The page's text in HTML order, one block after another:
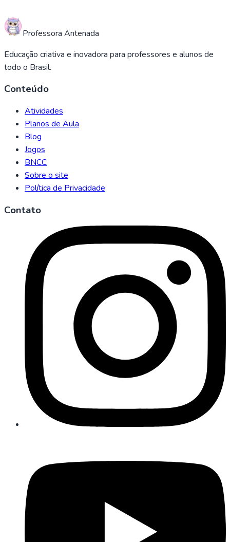
Professora Antenada
Educação criativa e inovadora para professores e alunos de
todo o Brasil.
Conteúdo
Atividades
Planos de Aula
Blog
Jogos
BNCC
Sobre o site
Política de Privacidade
Contato